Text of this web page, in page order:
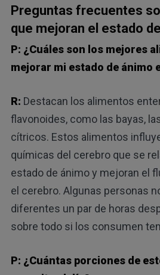
Preguntas frecuentes
que mejoran el estado
P: ¿Cuáles son los mejores
mejorar mi estado de ánimo
R: Destacan los alimentos
flavonoides, como las bayas,
cítricos. Estos alimentos
químicas del cerebro que se
estado de ánimo y mejoran el
el cerebro. Algunas personas
diferentes un par de horas
sobre todo si los consumen
P: ¿Cuántas porciones de